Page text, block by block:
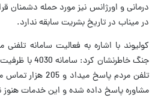
درمانی و اورژانس نیز مورد حمله دشمنان
در میناب در تاریخ بشریت سابقه ندارد.
کولیوند با اشاره به فعالیت سامانه
تلفن مردم پاسخ
مشاوره پاسخ داده شده و این خدمات هنوز